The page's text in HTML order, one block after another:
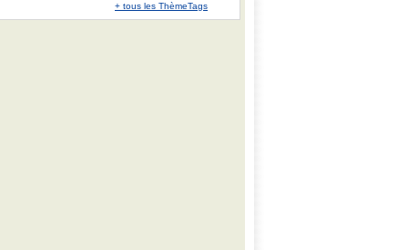
+ tous les ThèmeTags